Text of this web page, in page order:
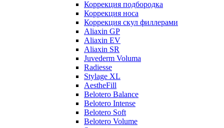
Коррекция подбородка
Коррекция носа
Коррекция скул филлерами
Aliaxin GP
Aliaxin EV
Aliaxin SR
Juvederm Voluma
Radiesse
Stylage XL
AestheFill
Belotero Balance
Belotero Intense
Belotero Soft
Belotero Volume